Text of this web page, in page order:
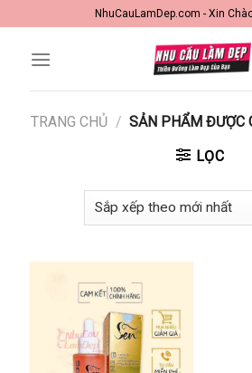
to
content
NhuCauLamDep.com - Xin
TRANG CHỦ / SẢN PHẨM ĐƯỢC
LỌC